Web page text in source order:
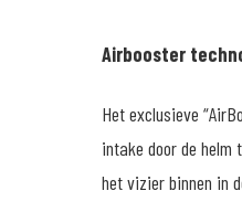
Airbooster
Het exclusieve
intake door de
het vizier binnen in